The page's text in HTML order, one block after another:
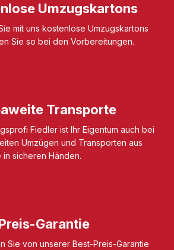
Umzugskartons
mit uns kostenlose Umzugskartons
Sie so bei den Vorbereitungen.
Transporte
Fiedler ist Ihr Eigentum auch bei
Umzügen und Transporten aus
in sicheren Händen.
Garantie
Sie von unserer Best-Preis-Garantie